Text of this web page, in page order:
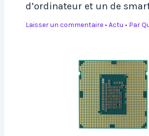
d’ordinateur et un de
Laisser un commentaire • Actu • Par